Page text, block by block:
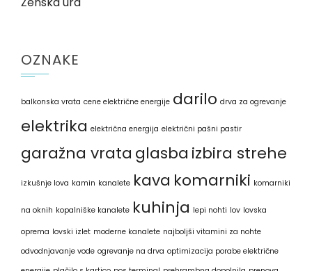
OZNAKE
balkonska vrata cene električne energije darilo drva za ogrevanje
elektrika električna energija električni pašni pastir
garažna vrata glasba izbira strehe
izkušnje lova kamin kanalete kava komarniki komarniki
na oknih kopalniške kanalete kuhinja lepi nohti lov lovska
oprema lovski izlet moderne kanalete najboljši vitamini za nohte
odvodnjavanje vode ogrevanje na drva optimizacija porabe električne